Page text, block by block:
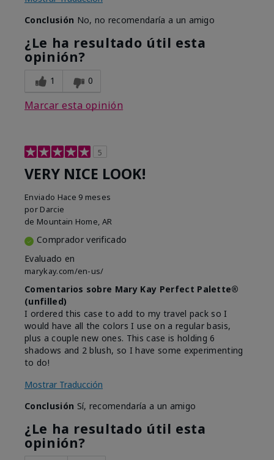
Conclusión No, no recomendaría a un amigo
¿Le ha resultado útil esta
opinión?
1 0
Marcar esta opinión
5
VERY NICE LOOK!
Enviado Hace 9 meses
por Darcie
de Mountain Home, AR
Comprador verificado
Evaluado en
marykay.com/en-us/
Comentarios sobre Mary Kay Perfect Palette®
(unfilled)
I ordered this case to add to my travel pack so I
would have all the colors I use on a regular basis,
plus a couple new ones. This case is holding 6
shadows and 2 blush, so I have some experimenting
to do!
Mostrar Traducción
Conclusión Sí, recomendaría a un amigo
¿Le ha resultado útil esta
opinión?